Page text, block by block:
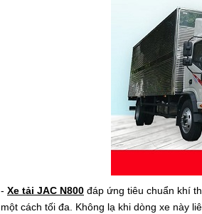
- Xe tải JAC N800 đáp ứng tiêu chuẩn khí
một cách tối đa. Không lạ khi dòng xe này